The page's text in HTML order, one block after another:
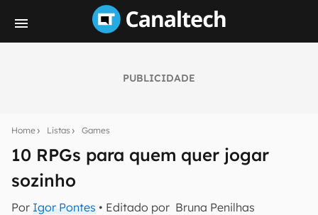
PUBLICIDADE
Home Listas Games
10 RPGs para quem quer jogar
sozinho
Por Igor Pontes • Editado por Bruna Penilhas
notícias e reviews sobre tecnologia em primeira
mão.
E-mail